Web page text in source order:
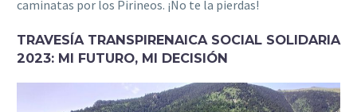
caminatas por los Pirineos. ¡No te la pierdas!
TRAVESÍA TRANSPIRENAICA SOCIAL SOLIDARIA
2023: MI FUTURO, MI DECISIÓN